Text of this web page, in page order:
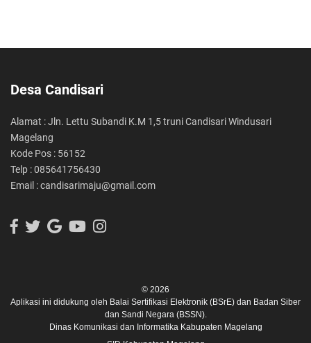
Desa Candisari
Alamat : Jln. Lettu Subandi K.M 1,5 truni Candisari Windusari
Magelang
Kode Pos : 56152
Telp : 085641756430
Email : candisarimaju@gmail.com
© 2026
Aplikasi ini didukung oleh Balai Sertifikasi Elektronik (BSrE) dan Badan Siber
dan Sandi Negara (BSSN).
Dinas Komunikasi dan Informatika Kabupaten Magelang